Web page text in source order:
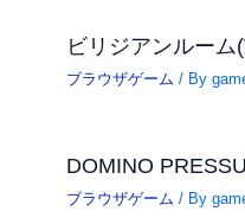
ビリジアンルー
ブラウザゲーム / By
DOMINO
ブラウザゲーム / By